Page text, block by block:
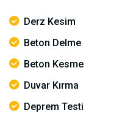
Derz Kesim
Beton Delme
Beton Kesme
Duvar Kırma
Deprem Testi